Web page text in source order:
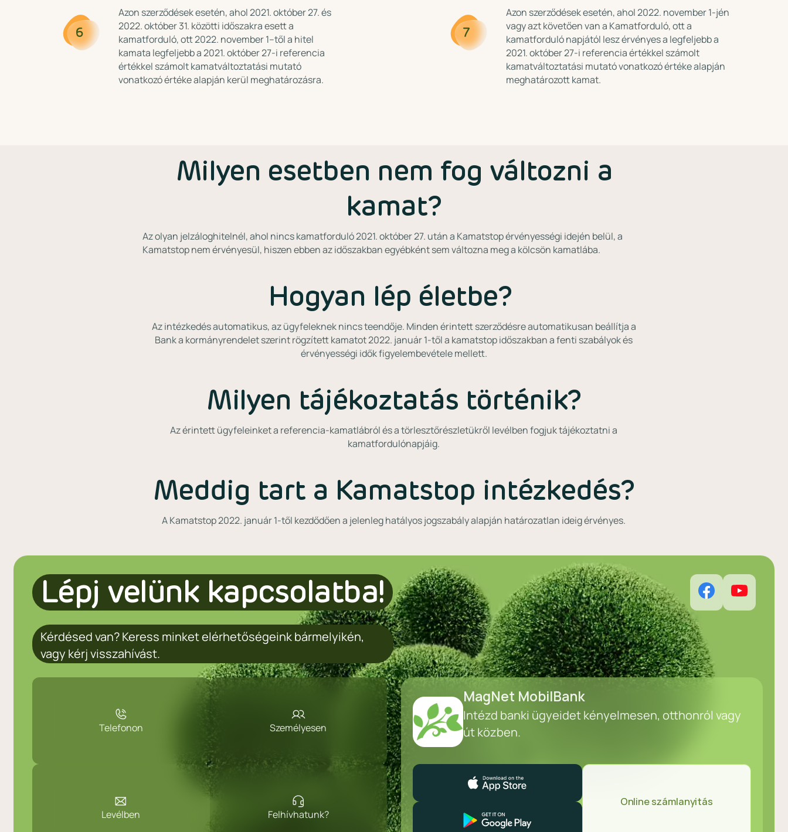
6
Azon szerződések esetén, ahol 2021. október 27. és
2022. október 31. közötti időszakra esett a
kamatforduló, ott 2022. november 1–től a hitel
kamata legfeljebb a 2021. október 27-i referencia
értékkel számolt kamatváltoztatási mutató
vonatkozó értéke alapján kerül meghatározásra.
7
Azon szerződések esetén, ahol 2022. november 1-jén
vagy azt követően van a Kamatforduló, ott a
kamatforduló napjától lesz érvényes a legfeljebb a
2021. október 27-i referencia értékkel számolt
kamatváltoztatási mutató vonatkozó értéke alapján
meghatározott kamat.
Milyen esetben nem fog változni a
kamat?
Az olyan jelzáloghitelnél, ahol nincs kamatforduló 2021. október 27. után a Kamatstop érvényességi idején belül, a
Kamatstop nem érvényesül, hiszen ebben az időszakban egyébként sem változna meg a kölcsön kamatlába.
Hogyan lép életbe?
Az intézkedés automatikus, az ügyfeleknek nincs teendője. Minden érintett szerződésre automatikusan beállítja a
Bank a kormányrendelet szerint rögzített kamatot 2022. január 1-től a kamatstop időszakban a fenti szabályok és
érvényességi idők figyelembevétele mellett.
Milyen tájékoztatás történik?
Az érintett ügyfeleinket a referencia-kamatlábról és a törlesztőrészletükről levélben fogjuk tájékoztatni a
kamatfordulónapjáig.
Meddig tart a Kamatstop intézkedés?
A Kamatstop 2022. január 1-től kezdődően a jelenleg hatályos jogszabály alapján határozatlan ideig érvényes.
Lépj velünk kapcsolatba!
Kérdésed van? Keress minket elérhetőségeink bármelyikén,
vagy kérj visszahívást.
Telefonon Személyesen
Levélben Felhívhatunk?
MagNet MobilBank
Intézd banki ügyeidet kényelmesen, otthonról vagy
út közben.
Online számlanyitás